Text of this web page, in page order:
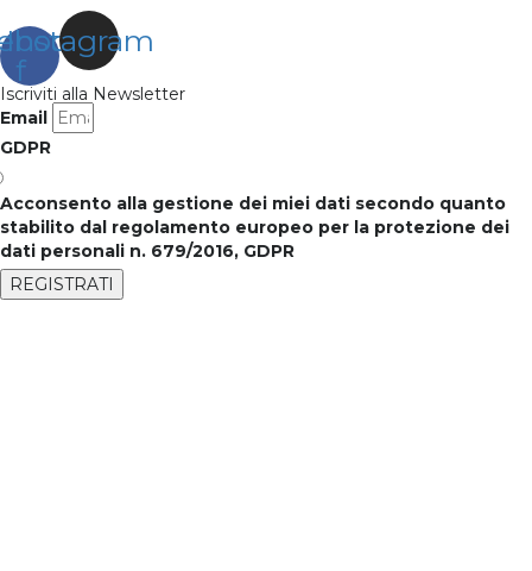
f
Instagram
Iscriviti alla Newsletter
Email
GDPR
Acconsento alla gestione dei miei dati secondo quanto
stabilito dal regolamento europeo per la protezione dei
dati personali n. 679/2016, GDPR
REGISTRATI